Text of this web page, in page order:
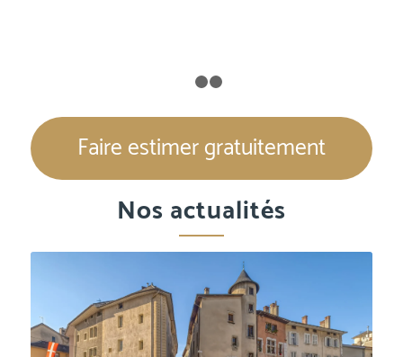
Faire estimer gratuitement
Nos actualités